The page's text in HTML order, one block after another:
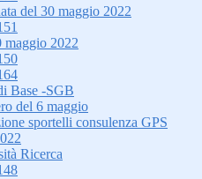
del 30 maggio 2022
maggio 2022
Base -SGB
del 6 maggio
sportelli consulenza GPS
Ricerca